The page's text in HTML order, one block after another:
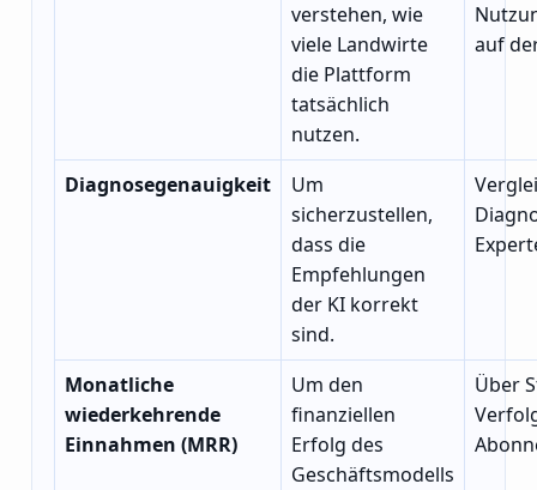
verstehen, wie
viele Landwirte
die Plattform
tatsächlich
nutzen.
auf
Diagnosegenauigkeit
Um
sicherzustellen,
dass die
Empfehlungen
der KI korrekt
sind.
Monatliche
wiederkehrende
Einnahmen (MRR)
Um den
finanziellen
Erfolg des
Geschäftsmodells
Über